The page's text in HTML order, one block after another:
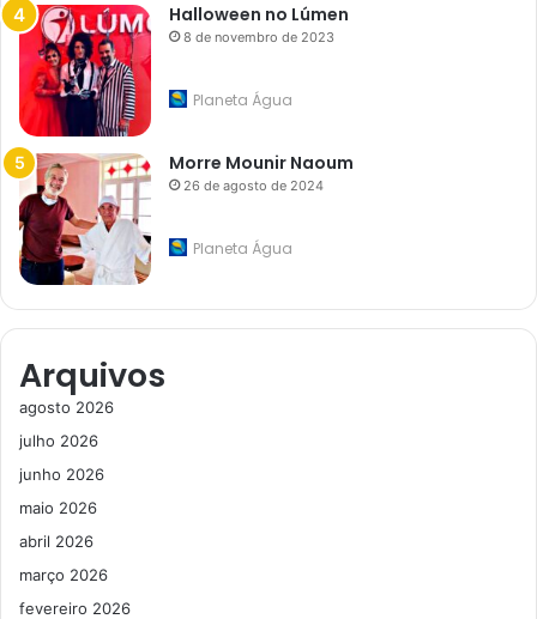
Halloween no Lúmen
8 de novembro de 2023
Planeta Água
Morre Mounir Naoum
26 de agosto de 2024
Planeta Água
Arquivos
agosto 2026
julho 2026
junho 2026
maio 2026
abril 2026
março 2026
fevereiro 2026